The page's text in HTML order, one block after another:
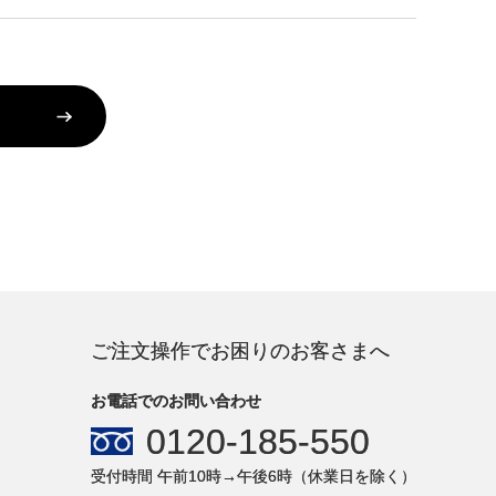
ご注文操作でお困りのお客さまへ
お電話でのお問い合わせ
0120-185-550
受付時間 午前10時→午後6時（休業日を除く）